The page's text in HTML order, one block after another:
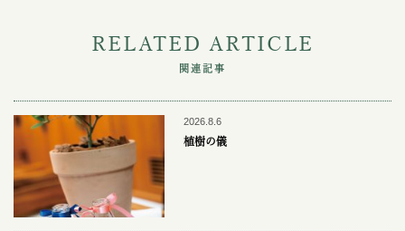
RELATED ARTICLE
関連記事
2026.8.6
植樹の儀